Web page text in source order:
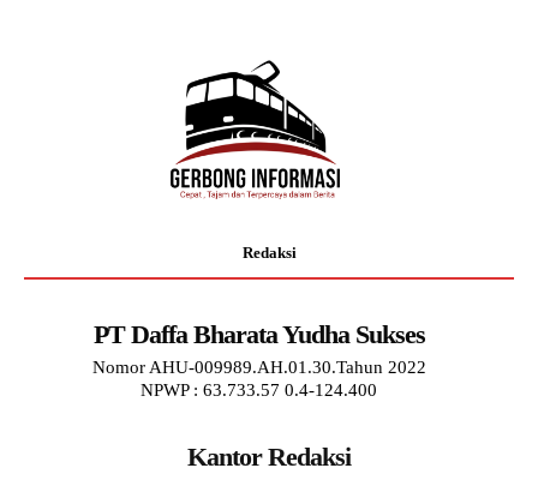
Redaksi
PT Daffa Bharata Yudha Sukses
Nomor AHU-009989.AH.01.30.Tahun 2022
NPWP : 63.733.57 0.4-124.400
Kantor Redaksi